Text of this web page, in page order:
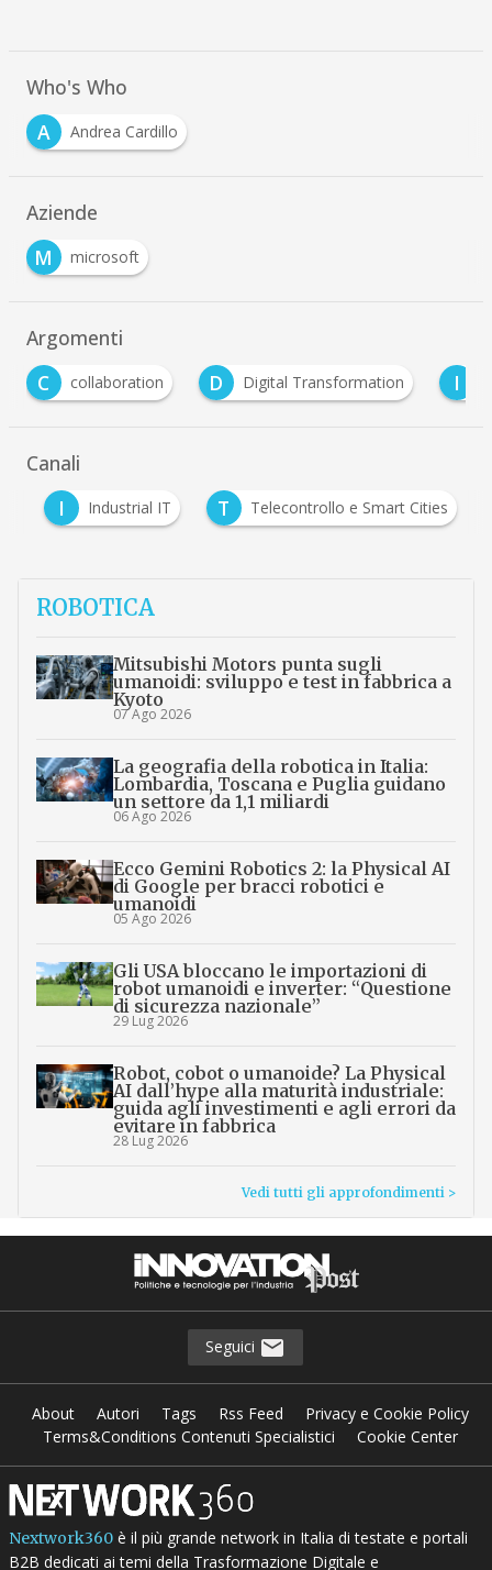
Who's Who
A
Andrea Cardillo
Aziende
M
microsoft
Argomenti
D
Digital Transformation I industria 4.0
Canali
I Industrial IT T Telecontrollo e Smart Cities
ROBOTICA
Mitsubishi Motors punta sugli
umanoidi: sviluppo e test in fabbrica a
Kyoto
07 Ago 2026
La geografia della robotica in Italia:
Lombardia, Toscana e Puglia guidano
un settore da 1,1 miliardi
06 Ago 2026
Ecco Gemini Robotics 2: la Physical AI
di Google per bracci robotici e
umanoidi
05 Ago 2026
Gli USA bloccano le importazioni di
robot umanoidi e inverter: “Questione
di sicurezza nazionale”
29 Lug 2026
Robot, cobot o umanoide? La Physical
AI dall’hype alla maturità industriale:
guida agli investimenti e agli errori da
evitare in fabbrica
28 Lug 2026
Vedi tutti gli approfondimenti >
Seguici
About Autori Tags Rss Feed
Privacy e Cookie Policy
Terms&Conditions Contenuti Specialistici
Cookie Center
Nextwork360è il più grande network in Italia di testate e portali
B2B dedicati ai temi della Trasformazione Digitale e